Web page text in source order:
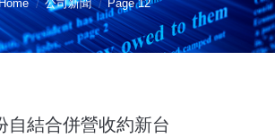
投資人關係
企業永續
網站地圖
公司新聞 Page 12
自結合併營收約新台